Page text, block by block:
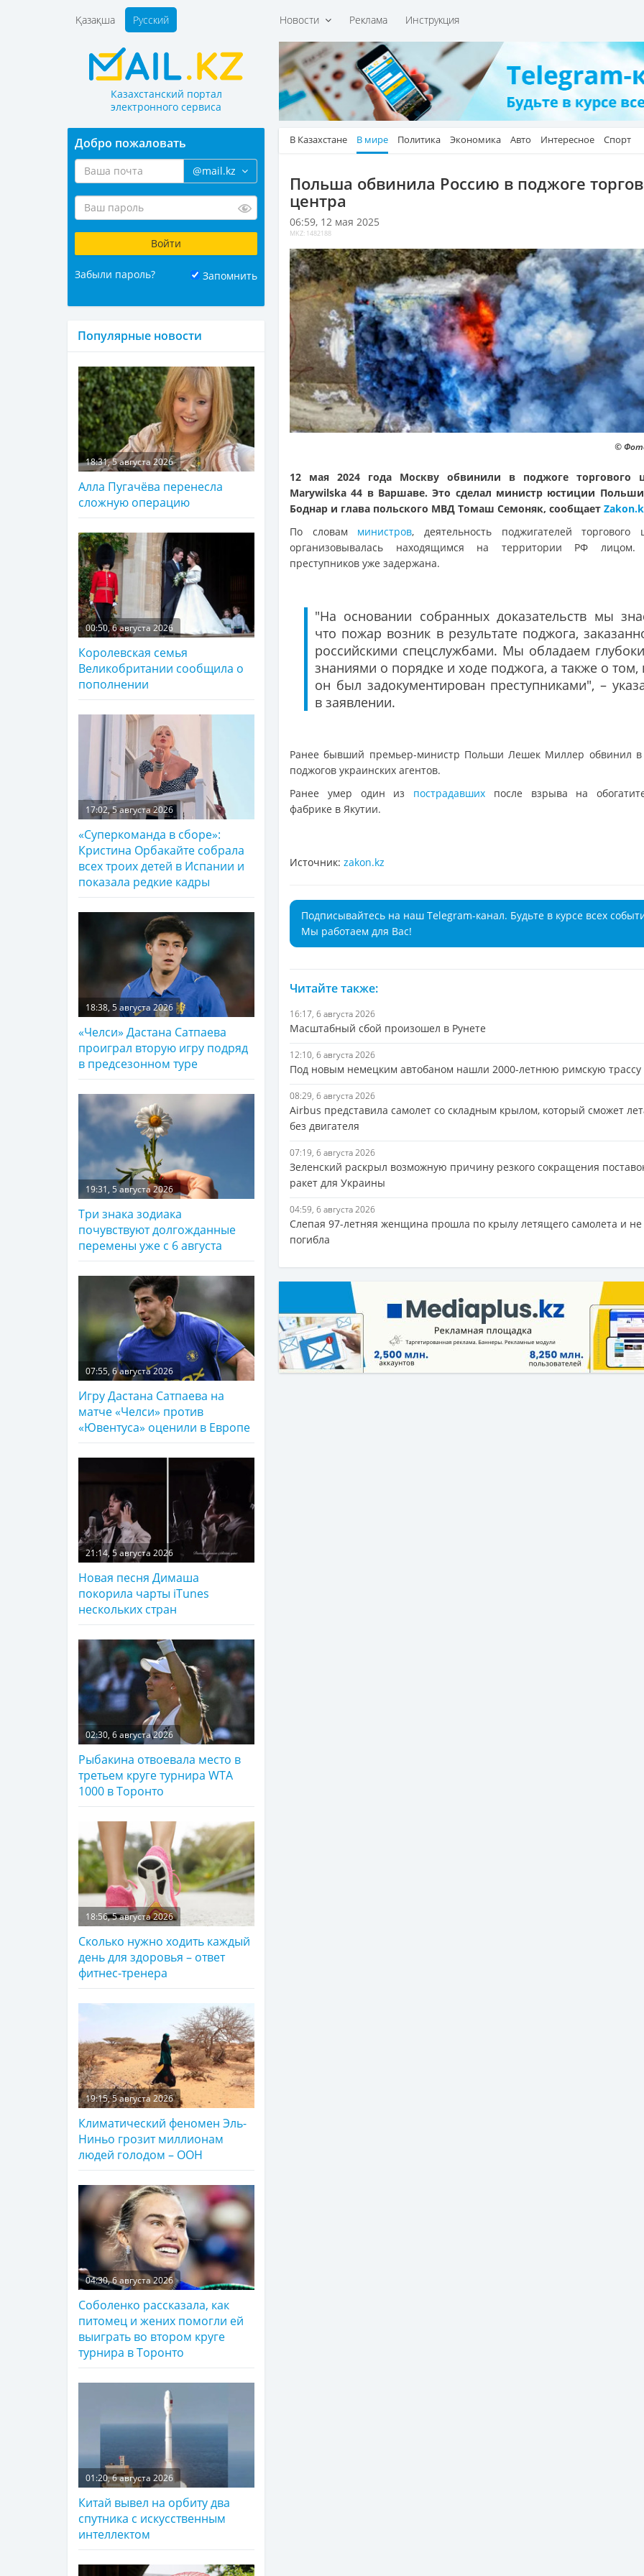
Новости Реклама Инструкция
Қазақша Русский
Казахстанский портал
электронного сервиса
В Казахстане В мире Политика Экономика Авто Интересное Спорт
Польша обвинила Россию в поджоге
центра
06:59, 12 мая 2025
MKZ: 1482188
©
12 мая 2024 года Москву обвинили в поджоге торгового
Marywilska 44 в Варшаве. Это сделал министр юстиции
Боднар и глава польского МВД Томаш Семоняк, сообщает
По словам министров, деятельность поджигателей торгового
организовывалась находящимся на территории РФ лицом.
преступников уже задержана.
"На основании собранных доказательств мы
что пожар возник в результате поджога,
российскими спецслужбами. Мы обладаем
знаниями о порядке и ходе поджога, а также о том,
он был задокументирован преступниками", –
в заявлении.
Ранее бывший премьер-министр Польши Лешек Миллер обвинил в
поджогов украинских агентов.
Ранее умер один из пострадавших после взрыва на
фабрике в Якутии.
Источник: zakon.kz
Подписывайтесь на наш Telegram-канал. Будьте в курсе всех
Мы работаем для Вас!
Читайте также:
16:17, 6 августа 2026
Масштабный сбой произошел в Рунете
12:10, 6 августа 2026
Под новым немецким автобаном нашли 2000-летнюю римскую трассу
08:29, 6 августа 2026
Airbus представила самолет со складным крылом, который сможет
без двигателя
07:19, 6 августа 2026
Зеленский раскрыл возможную причину резкого сокращения
ракет для Украины
04:59, 6 августа 2026
Слепая 97-летняя женщина прошла по крылу летящего самолета и не
погибла
Добро пожаловать
@mail.kz
Забыли пароль? Запомнить
Популярные новости
18:31, 5 августа 2026
Алла Пугачёва перенесла
сложную операцию
00:50, 6 августа 2026
Королевская семья
Великобритании сообщила о
пополнении
17:02, 5 августа 2026
«Суперкоманда в сборе»:
Кристина Орбакайте собрала
всех троих детей в Испании и
показала редкие кадры
18:38, 5 августа 2026
«Челси» Дастана Сатпаева
проиграл вторую игру подряд
в предсезонном туре
19:31, 5 августа 2026
Три знака зодиака
почувствуют долгожданные
перемены уже с 6 августа
07:55, 6 августа 2026
Игру Дастана Сатпаева на
матче «Челси» против
«Ювентуса» оценили в Европе
21:14, 5 августа 2026
Новая песня Димаша
покорила чарты iTunes
нескольких стран
02:30, 6 августа 2026
Рыбакина отвоевала место в
третьем круге турнира WTA
1000 в Торонто
18:56, 5 августа 2026
Сколько нужно ходить каждый
день для здоровья – ответ
фитнес-тренера
19:15, 5 августа 2026
Климатический феномен Эль-
Ниньо грозит миллионам
людей голодом – ООН
04:30, 6 августа 2026
Соболенко рассказала, как
питомец и жених помогли ей
выиграть во втором круге
турнира в Торонто
01:20, 6 августа 2026
Китай вывел на орбиту два
спутника с искусственным
интеллектом